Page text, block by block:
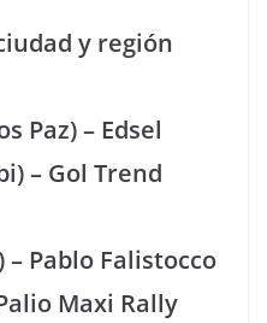
y región
Paz) – Edsel
– Gol Trend
– Pablo Falistocco
Maxi Rally